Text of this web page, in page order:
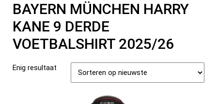
BAYERN MÜNCHEN HARRY
KANE 9 DERDE
VOETBALSHIRT 2025/26
Enig resultaat